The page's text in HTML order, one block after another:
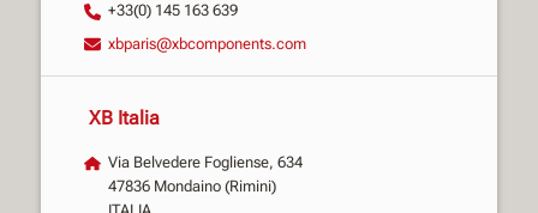
+33(0) 145 163 639
xbparis@xbcomponents.com
XB Italia
Via Belvedere Fogliense, 634
47836 Mondaino (Rimini)